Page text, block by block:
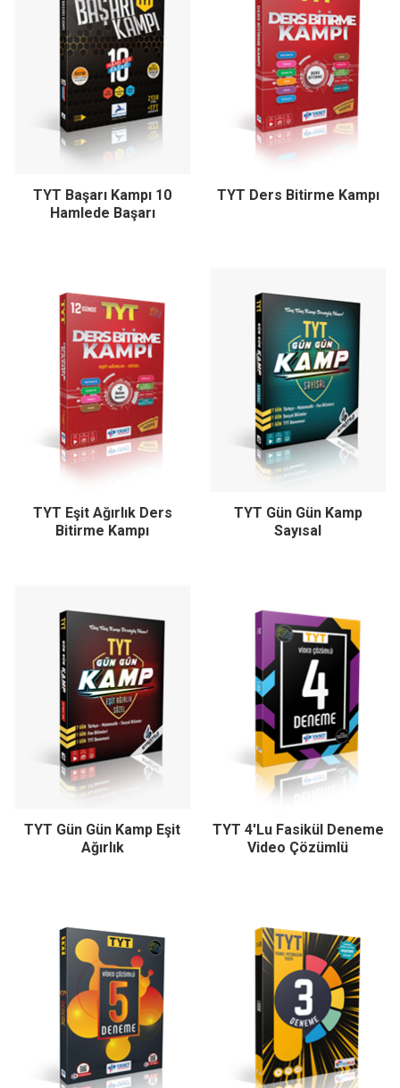
TYT Başarı Kampı 10
Hamlede Başarı
TYT Ders Bitirme Kampı
TYT Eşit Ağırlık Ders
Bitirme Kampı
TYT Gün Gün Kamp
Sayısal
TYT Gün Gün Kamp Eşit
Ağırlık
TYT 4'Lu Fasikül Deneme
Video Çözümlü